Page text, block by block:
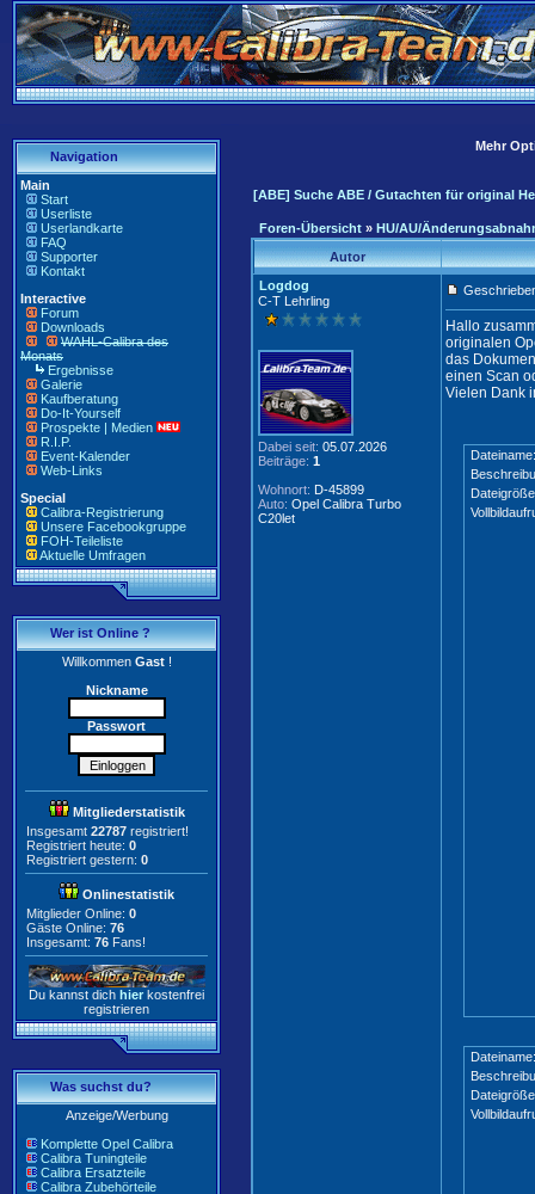
Navigation
Main
Start
Userliste
Userlandkarte
FAQ
Supporter
Kontakt
Interactive
Forum
Downloads
WAHL-Calibra des
Monats
Ergebnisse
Galerie
Kaufberatung
Do-It-Yourself
Prospekte | Medien
R.I.P.
Event-Kalender
Web-Links
Special
Calibra-Registrierung
Unsere Facebookgruppe
FOH-Teileliste
Aktuelle Umfragen
Wer ist Online ?
WillkommenGast!
Nickname
Passwort
Mitgliederstatistik
Insgesamt 22787 registriert!
Registriert heute: 0
Registriert gestern: 0
Onlinestatistik
Mitglieder Online: 0
Gäste Online: 76
Insgesamt: 76 Fans!
Du kannst dich hier kostenfrei
registrieren
Was suchst du?
Anzeige/Werbung
Komplette Opel Calibra
Calibra Tuningteile
Calibra Ersatzteile
Calibra Zubehörteile
Mehr
[ABE] Suche ABE / Gutachten für original
Foren-Übersicht » HU/AU/
Autor
Logdog
C-T Lehrling
Dabei seit: 05.07.2026
Beiträge: 1
Wohnort: D-45899
Auto: Opel Calibra Turbo
C20let
Hallo
originalen
das
einen Scan
Vielen Dank
Dateiname:
Dateiname: